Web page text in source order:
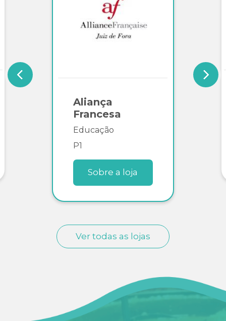
Aliança
Francesa
Educação
P1
Sobre a loja
Ver todas as lojas